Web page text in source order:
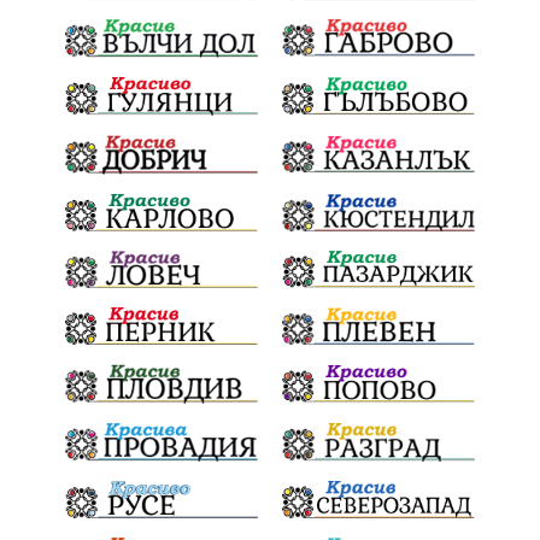
НационаленШампион ОрлинОрлиновЕнчев
ВСС СъдебнаРеформа Шантаж
ПолитическиНатиск ЗаплахаЗаАрест
ПартияВеличие ЕкатеринаДафовска Тракия
ПТП Сливен КварталРечица Данъци
ПътнаИнфраструктура Асфалт
БрашноСтоименов ИстинскиХляб
БългарскоКачество Запис
ПолитическоЗадкулисие Микродрон